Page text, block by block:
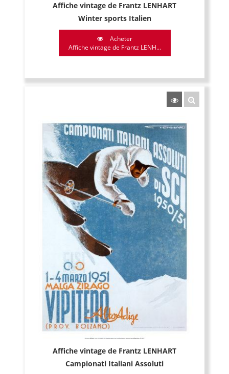
Affiche vintage de Frantz LENHART
Winter sports Italien
Acheter
Affiche vintage de Frantz LENH...
Affiche vintage de Frantz LENHART
Campionati Italiani Assoluti